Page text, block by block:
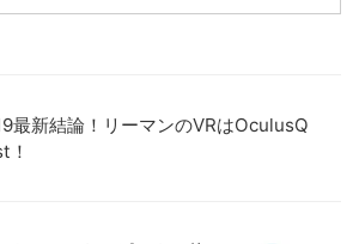
が、やっ
円に！3
義変更
最新結論！リーマンのVRはOculusQ
！